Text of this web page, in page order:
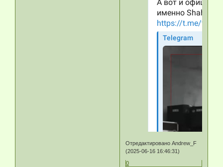
Отредактировано Andrew_F
(2025-06-16 16:46:31)
0